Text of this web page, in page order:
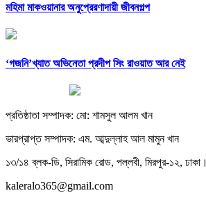
মহিমা মাকওয়ানার অনুপ্রেরণাদায়ী জীবনগল্প
‘গজনি’খ্যাত অভিনেতা প্রদীপ সিং রাওয়াত আর নেই
প্রতিষ্ঠাতা সম্পাদক: মো: শামসুল আলম খান
ভারপ্রাপ্ত সম্পাদক: এম. আব্দুল্লাহ আল মামুন খান
১৩/১৪ ব্লক-ডি, সিরামিক রোড, পল্লবী, মিরপুর-১২, ঢাকা।
kaleralo365@gmail.com